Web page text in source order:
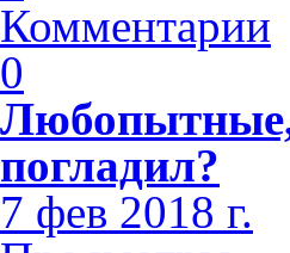
Комментарии
0
погладил?
7 фев 2018 г.